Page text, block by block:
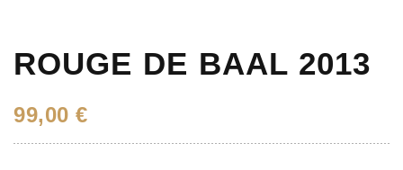
ROUGE DE BAAL 2013
99,00 €